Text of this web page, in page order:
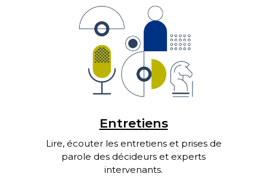
Entretiens
Lire, écouter les entretiens et prises de
parole des décideurs et experts
intervenants.